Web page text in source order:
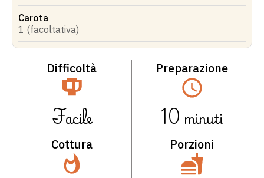
Carota
1 (facoltativa)
Difficoltà
Facile
Preparazione
10 minuti
Cottura Porzioni